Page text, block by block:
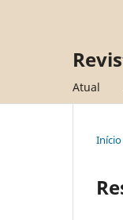
Atual
Início